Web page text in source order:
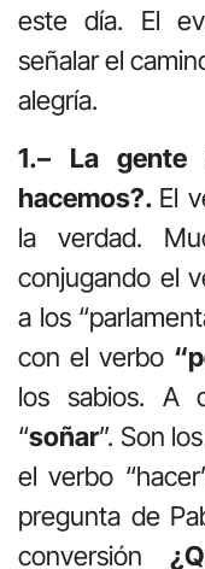
este día. El
señalar el
alegría.
1.– La gente
hacemos?. El
la verdad.
conjugando el
a los
con el verbo
los sabios. A
“soñar”. Son
el verbo
pregunta de
conversión